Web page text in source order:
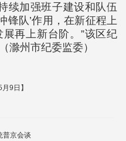
续加强班子建设和队伍
锋队’作用，在新征程上
再上新台阶。”该区纪
滁州市纪委监委）
9日】
普京会谈